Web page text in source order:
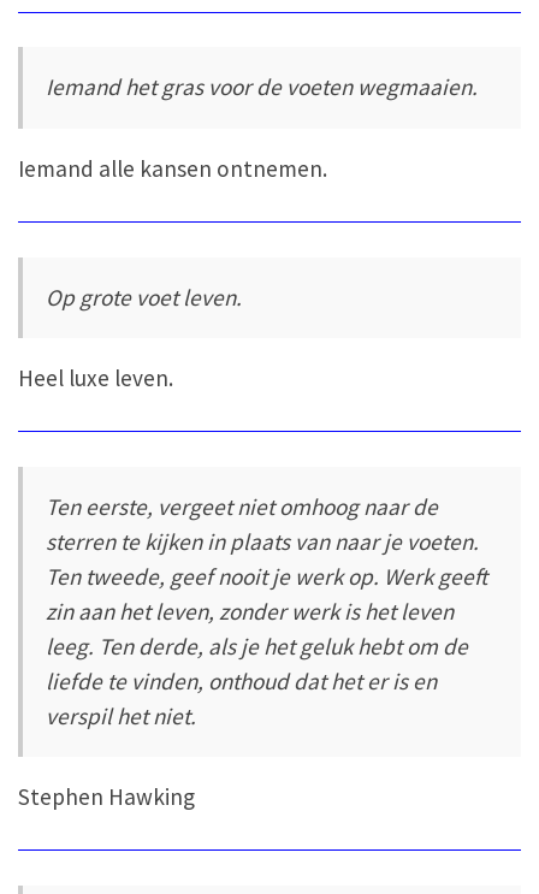
Iemand het gras voor de voeten wegmaaien.
Iemand alle kansen ontnemen.
Op grote voet leven.
Heel luxe leven.
Ten eerste, vergeet niet omhoog naar de
sterren te kijken in plaats van naar je voeten.
Ten tweede, geef nooit je werk op. Werk geeft
zin aan het leven, zonder werk is het leven
leeg. Ten derde, als je het geluk hebt om de
liefde te vinden, onthoud dat het er is en
verspil het niet.
Stephen Hawking